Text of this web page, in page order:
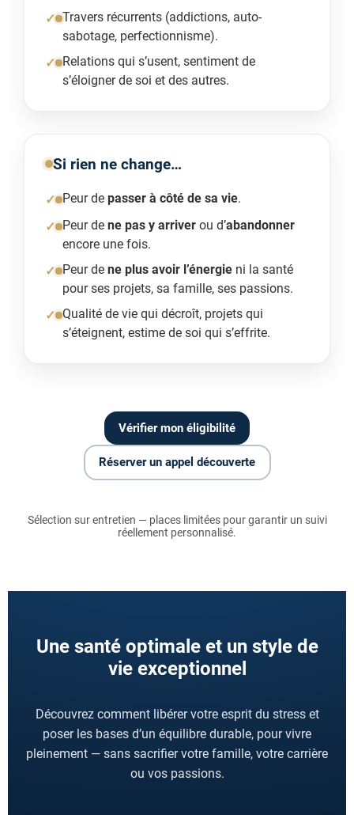
Travers récurrents (addictions, auto-
sabotage, perfectionnisme).
Relations qui s’usent, sentiment de
s’éloigner de soi et des autres.
Si rien ne change…
Peur de passer à côté de sa vie.
Peur de ne pas y arriver ou d’abandonner
encore une fois.
Peur de ne plus avoir l’énergie ni la santé
pour ses projets, sa famille, ses passions.
Qualité de vie qui décroît, projets qui
s’éteignent, estime de soi qui s’effrite.
Vérifier mon éligibilité
Réserver un appel découverte
Sélection sur entretien — places limitées pour garantir un suivi
réellement personnalisé.
Une santé optimale et un style de
vie exceptionnel
Découvrez comment libérer votre esprit du stress et
poser les bases d’un équilibre durable, pour vivre
pleinement — sans sacrifier votre famille, votre carrière
ou vos passions.